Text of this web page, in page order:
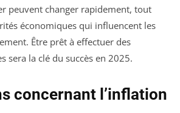
peuvent changer rapidement, tout
économiques qui influencent les
Être prêt à effectuer des
sera la clé du succès en 2025.
concernant l’inflation